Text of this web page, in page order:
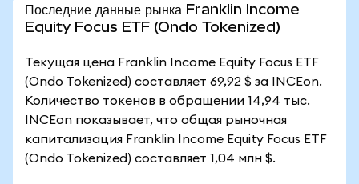
Последние данные рынка Franklin Income
Equity Focus ETF (Ondo Tokenized)
Текущая цена Franklin Income Equity Focus ETF
(Ondo Tokenized) составляет 69,92 $ за INCEon.
Количество токенов в обращении 14,94 тыс.
INCEon показывает, что общая рыночная
капитализация Franklin Income Equity Focus ETF
(Ondo Tokenized) составляет 1,04 млн $.